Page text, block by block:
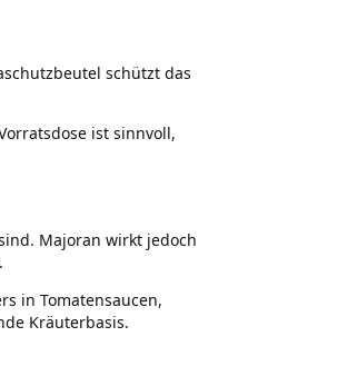
schützt das
ist sinnvoll,
Majoran wirkt jedoch
in Tomatensaucen,
Kräuterbasis.